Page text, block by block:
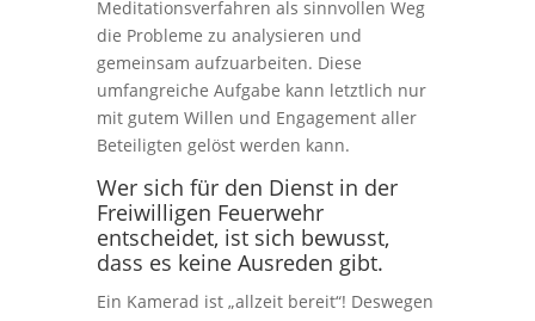
Meditationsverfahren als sinnvollen Weg
die Probleme zu analysieren und
gemeinsam aufzuarbeiten. Diese
umfangreiche Aufgabe kann letztlich nur
mit gutem Willen und Engagement aller
Beteiligten gelöst werden kann.
Wer sich für den Dienst in der
Freiwilligen Feuerwehr
entscheidet, ist sich bewusst,
dass es keine Ausreden gibt.
Ein Kamerad ist „allzeit bereit“! Deswegen